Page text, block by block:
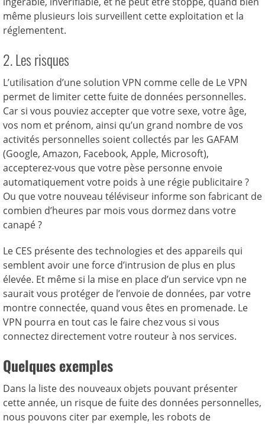
même plusieurs lois surveillent cette exploitation et la
réglementent.
2. Les risques
L’utilisation d’une solution VPN comme celle de Le VPN
permet de limiter cette fuite de données personnelles.
Car si vous pouviez accepter que votre sexe, votre âge,
vos nom et prénom, ainsi qu’un grand nombre de vos
activités personnelles soient collectés par les GAFAM
(Google, Amazon, Facebook, Apple, Microsoft),
accepterez-vous que votre pèse personne envoie
automatiquement votre poids à une régie publicitaire ?
Ou que votre nouveau téléviseur informe son fabricant de
combien d’heures par mois vous dormez dans votre
canapé ?
Le CES présente des technologies et des appareils qui
semblent avoir une force d’intrusion de plus en plus
élevée. Et même si la mise en place d’un service vpn ne
saurait vous protéger de l’envoie de données, par votre
montre connectée, quand vous êtes en promenade. Le
VPN pourra en tout cas le faire chez vous si vous
connectez directement votre routeur à nos services.
Quelques exemples
Dans la liste des nouveaux objets pouvant présenter
cette année, un risque de fuite des données personnelles,
nous pouvons citer par exemple, les robots de